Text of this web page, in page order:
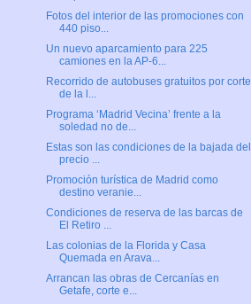
Fotos del interior de las promociones con
440 piso...
Un nuevo aparcamiento para 225
camiones en la AP-6...
Recorrido de autobuses gratuitos por corte
de la l...
Programa ‘Madrid Vecina’ frente a la
soledad no de...
Estas son las condiciones de la bajada del
precio ...
Promoción turística de Madrid como
destino veranie...
Condiciones de reserva de las barcas de
El Retiro ...
Las colonias de la Florida y Casa
Quemada en Arava...
Arrancan las obras de Cercanías en
Getafe, corte e...